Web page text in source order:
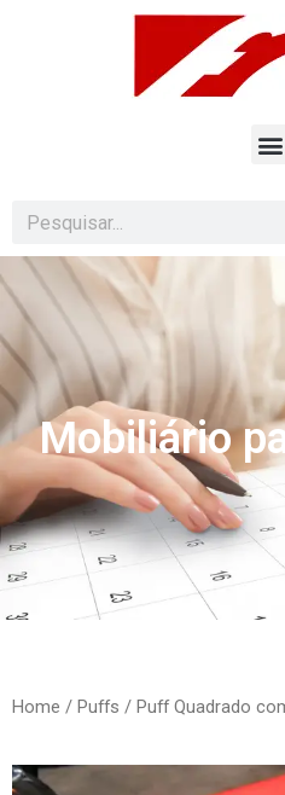
Mobiliário
Home / Puffs / Puff Quadrado